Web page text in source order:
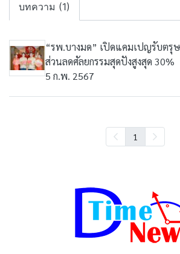
บทความ (1)
“รพ.บางมด” เปิดแคมเปญรับตรุ
ส่วนลดศัลยกรรมสุดปังสูงสุด 30%
5 ก.พ. 2567
1